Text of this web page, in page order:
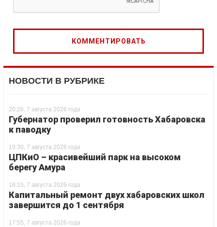
НОВОСТИ В РУБРИКЕ
20:26, 7 августа 2026 года
Губернатор проверил готовность Хабаровска
к паводку
19:30, 7 августа 2026 года
ЦПКиО – красивейший парк на высоком
берегу Амура
18:15, 7 августа 2026 года
Капитальный ремонт двух хабаровских школ
завершится до 1 сентября
17:55, 7 августа 2026 года